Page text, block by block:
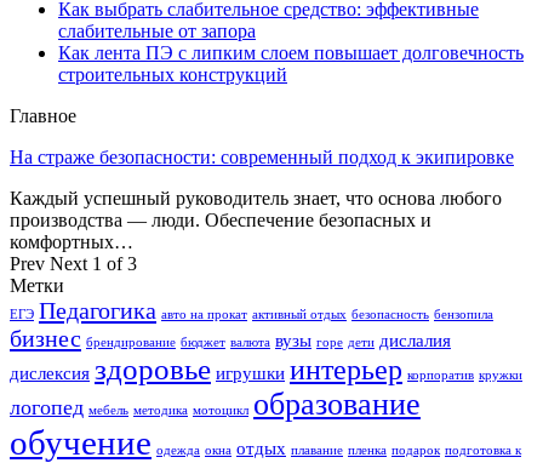
Как выбрать слабительное средство: эффективные
слабительные от запора
Как лента ПЭ с липким слоем повышает долговечность
строительных конструкций
Главное
На страже безопасности: современный подход к экипировке
Каждый успешный руководитель знает, что основа любого
производства — люди. Обеспечение безопасных и
комфортных…
Prev Next 1 of 3
Метки
ЕГЭ Педагогика авто на прокат активный отдых безопасность бензопила
бизнес брендирование бюджет валюта вузы горе дети дислалия
дислексия здоровье игрушки интерьер корпоратив кружки
логопед мебель методика мотоцикл образование
обучение одежда окна отдых плавание пленка подарок подготовка к